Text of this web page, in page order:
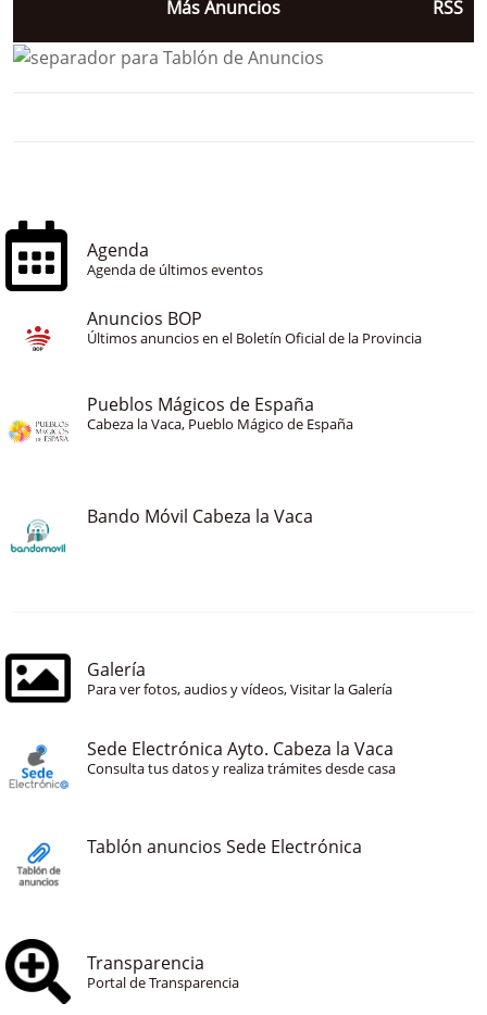
Más Anuncios RSS
Agenda
Agenda de últimos eventos
Anuncios BOP
Últimos anuncios en el Boletín Oficial de la Provincia
Pueblos Mágicos de España
Cabeza la Vaca, Pueblo Mágico de España
Bando Móvil Cabeza la Vaca
Galería
Para ver fotos, audios y vídeos, Visitar la Galería
Sede Electrónica Ayto. Cabeza la Vaca
Consulta tus datos y realiza trámites desde casa
Tablón anuncios Sede Electrónica
Transparencia
Portal de Transparencia